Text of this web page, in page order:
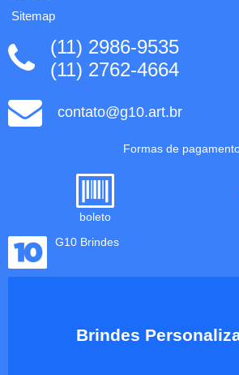
Sitemap
(11) 2986-9535
(11) 2762-4664
contato@g10.art.br
Formas de
boleto
G10 Brindes
Brindes